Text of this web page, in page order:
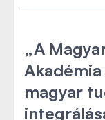
„A
magyar